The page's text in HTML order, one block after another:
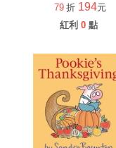
79 折 194元
紅利 0 點